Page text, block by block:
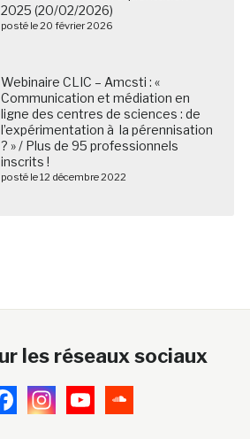
Webinaire CLIC – Amcsti : «
l’expérimentation à la pérennisation
? » / Plus de 95 professionnels
inscrits !
posté le 12 décembre 2022